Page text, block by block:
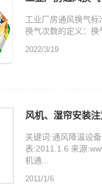
工业厂房通风换气标
换气次数的定义：换
2022/3/19
风机、湿帘安装
关键词:通风降温设
表:2011.1.6 来源
机通...
2011/1/6